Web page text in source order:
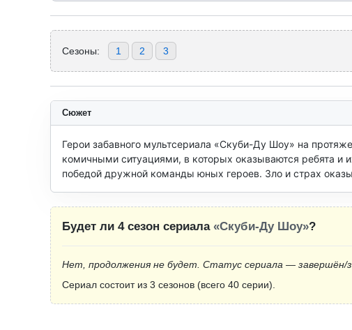
Сезоны: 1 2 3
Сюжет
Герои забавного мультсериала «Скуби-Ду Шоу» на
комичными ситуациями, в которых оказываются ребята и
победой дружной команды юных героев. Зло и страх
Будет ли 4 сезон сериала «Скуби-Ду Шоу»?
Нет, продолжения не будет. Статус сериала — завершён/
Сериал состоит из 3 сезонов (всего 40 серии).